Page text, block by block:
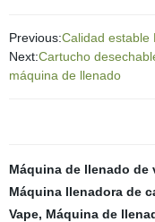
Previous:Calidad estable
Next:Cartucho
máquina de llenado
Máquina de llenado de
Máquina llenadora de
Vape, Máquina de